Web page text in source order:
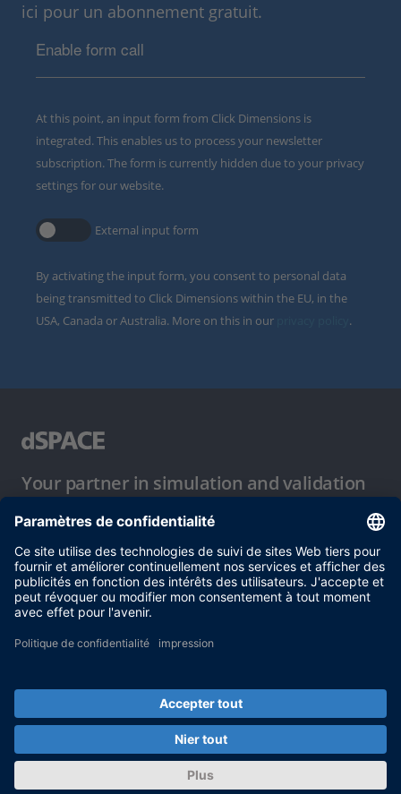
ici pour un abonnement gratuit.
Enable form call
At this point, an input form from Click Dimensions is
integrated. This enables us to process your newsletter
subscription. The form is currently hidden due to your privacy
settings for our website.
External input form
By activating the input form, you consent to personal data
being transmitted to Click Dimensions within the EU, in the
USA, Canada or Australia. More on this in our
.
Your partner in simulation and validation
Conditions d´utilisation
Politique de confidentialité
Mentions légales et conditions générales